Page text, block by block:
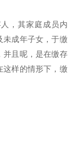
，其家庭成员内
未成年子女，于缴
并且呢，是在缴存
这样的情形下，缴